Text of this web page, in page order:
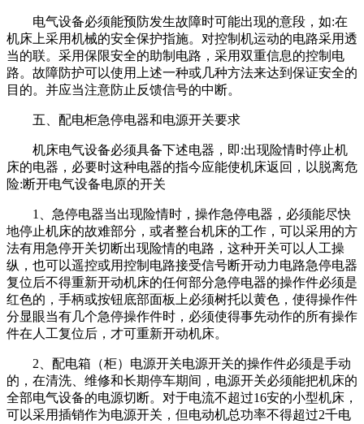
电气设备必须能预防发生故障时可能出现的意段，如:在
机床上采用机械的安全保护指施。对控制机运动的电路采用透
当的联。采用保限安全的助制电路，采用双重信息的控制电
路。故障防护可以使用上述一种或几种方法来达到保证安全的
目的。并应当注意防止反馈信号的中断。
五、 配电柜急停电器和电源开关要求
机床电气设备必须具备下述电器，即:出现险情时停止机
床的电器，必要时这种电器的指今应能使机床返回，以脱离危
险:断开电气设备电原的开关
1、急停电器当出现险情时，操作急停电器，必须能尽快
地停止机床的故难部分，或者整台机床的工作，可以采用的方
法有用急停开关切断出现险情的电路，这种开关可以人工操
纵，也可以遥控或用控制电路接受信号断开动力电路急停电器
复位后不得重新开动机床的任何部分急停电器的操作件必须是
红色的，手柄或按钮底部面板上必须树托以黄色，使得操作件
分显眼当有几个急停操作件时，必须使得事先动作的所有操作
件在人工复位后，才可重新开动机床。
2、配电箱（柜）电源开关电源开关的操作件必须是手动
的，在清洗、维修和长期停车期间，电源开关必须能把机床的
全部电气设备的电源切断。对于电流不超过16安的小型机床，
可以采用插销作为电源开关，但电动机总功率不得超过2千电